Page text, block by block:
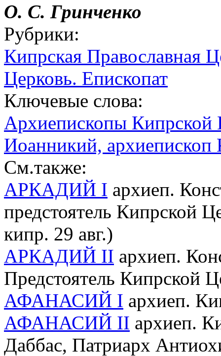
О. С. Гринченко
Рубрики:
Кипрская Православная
Церковь. Епископат
Ключевые слова:
Архиепископы Кипрской
Иоанникий,
См.также:
АРКАДИЙ I архиеп.
предстоятель Кипрской
кипр. 29 авг.)
АРКАДИЙ II архиеп.
Предстоятель Кипрской
АФАНАСИЙ I архиеп.
АФАНАСИЙ II архиеп.
Даббас, Патриарх